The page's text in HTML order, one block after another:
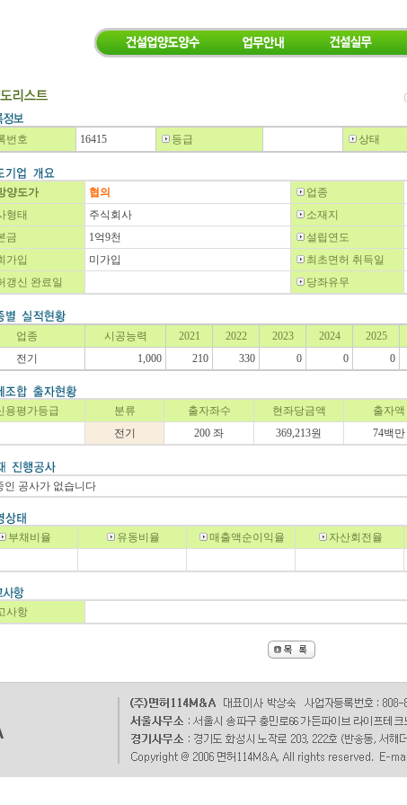
번호
16415 등급 상태
양도가 협의 업종
형태
주식회사 소재지
금
1억9천 설립연도
가입
미가입 최초면허 취득일
갱신 완료일
당좌유무
업종
시공능력 2021 2022 2023 2024 2025
전기
1,000 210 330 0 0 0
용평가등급 분류 출자좌수 현좌당금액 출자액
전기
200 좌 369,213원 74백만
인 공사가 없습니다
부채비율 유동비율 매출액순이익율 자산회전율
사항